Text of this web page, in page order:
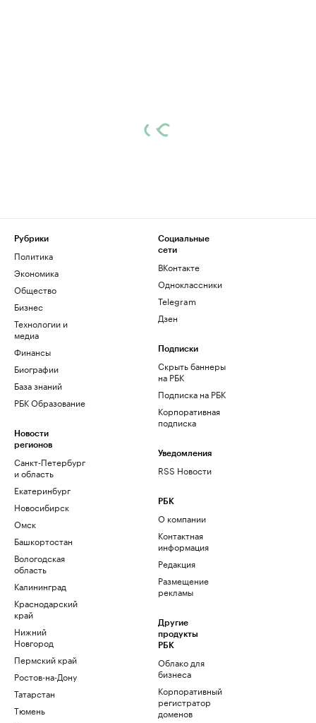
Рубрики
Политика
Экономика
Общество
Бизнес
Технологии и
медиа
Финансы
Биографии
База знаний
РБК Образование
Новости
регионов
Санкт-Петербург
и область
Екатеринбург
Новосибирск
Омск
Башкортостан
Вологодская
область
Калининград
Краснодарский
край
Нижний
Новгород
Пермский край
Ростов-на-Дону
Татарстан
Тюмень
Социальные
сети
ВКонтакте
Одноклассники
Telegram
Дзен
Подписки
Скрыть баннеры
на РБК
Подписка на РБК
Корпоративная
подписка
Уведомления
RSS Новости
РБК
О компании
Контактная
информация
Редакция
Размещение
рекламы
Другие
продукты
РБК
Облако для
бизнеса
Корпоративный
регистратор
доменов